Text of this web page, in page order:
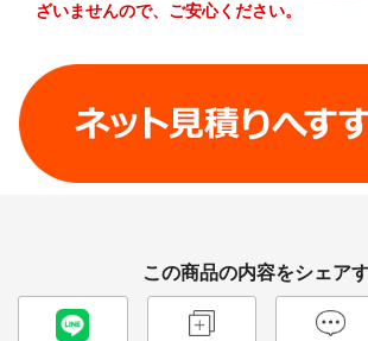
ざいませんので、ご安心ください。
この商品の内容をシェア